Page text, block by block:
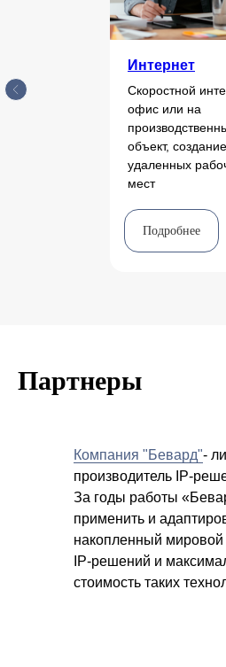
Интернет
Скоростной
офис или на
объект, создание
удаленных
мест
Подробнее
Партнеры
Компания "Бевард"-
производитель IP-
За годы работы
применить и
накопленный мировой
IP-решений и
стоимость таких